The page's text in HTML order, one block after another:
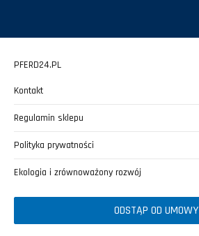
PFERD24.PL
Kontakt
Regulamin sklepu
Polityka prywatności
Ekologia i zrównoważony rozwój
ODSTĄP OD UMOWY